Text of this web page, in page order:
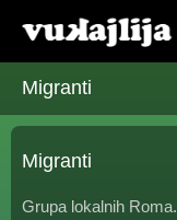
Migranti
Migranti
Grupa lokalnih Roma.